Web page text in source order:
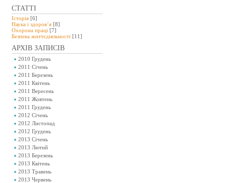
СТАТТІ
Історія [6]
Наука і здоров’я [8]
Охорона праці [7]
Безпeка життєдіяльності [11]
АРХІВ ЗАПИСІВ
2010 Грудень
2011 Січень
2011 Березень
2011 Квітень
2011 Вересень
2011 Жовтень
2011 Грудень
2012 Січень
2012 Листопад
2012 Грудень
2013 Січень
2013 Лютий
2013 Березень
2013 Квітень
2013 Травень
2013 Червень